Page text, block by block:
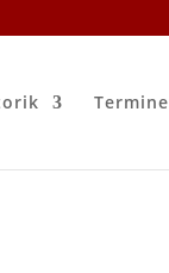
Termine